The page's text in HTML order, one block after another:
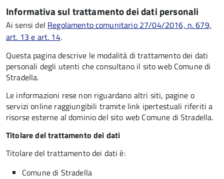
Informativa sul trattamento dei dati personali
Ai sensi del Regolamento comunitario 27/04/2016, n. 679,
art. 13 e art. 14.
Questa pagina descrive le modalità di trattamento dei dati
personali degli utenti che consultano il sito web Comune di
Stradella.
Le informazioni rese non riguardano altri siti, pagine o
servizi online raggiungibili tramite link ipertestuali riferiti a
risorse esterne al dominio del sito web Comune di Stradella.
Titolare del trattamento dei dati
Titolare del trattamento dei dati è:
Comune di Stradella